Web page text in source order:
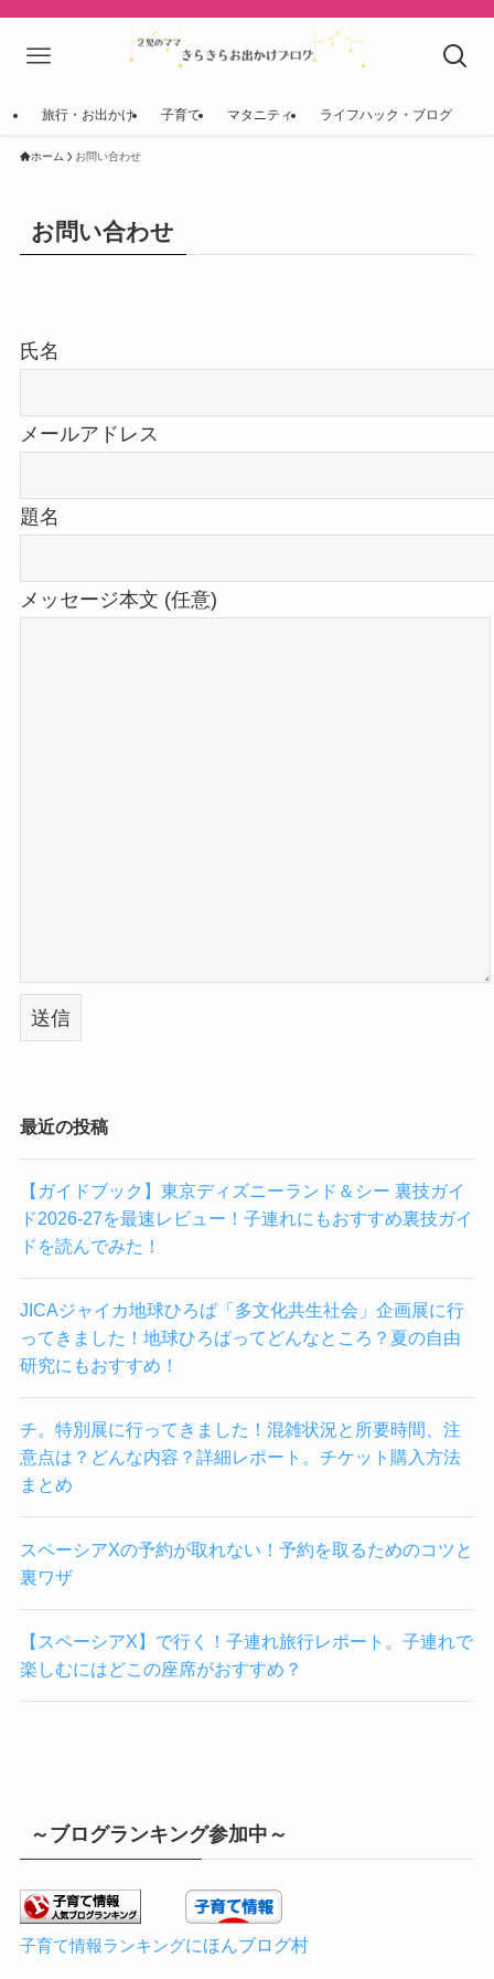
旅行・お出かけ 子育て マタニティ ライフハック・ブログ
ホーム お問い合わせ
お問い合わせ
氏名
メールアドレス
題名
メッセージ本文 (任意)
最近の投稿
【ガイドブック】東京ディズニーランド＆シー 裏技ガイ
ド2026-27を最速レビュー！子連れにもおすすめ裏技ガイ
ドを読んでみた！
JICAジャイカ地球ひろば「多文化共生社会」企画展に行
ってきました！地球ひろばってどんなところ？夏の自由
研究にもおすすめ！
チ。特別展に行ってきました！混雑状況と所要時間、注
意点は？どんな内容？詳細レポート。チケット購入方法
まとめ
スペーシアXの予約が取れない！予約を取るためのコツと
裏ワザ
【スペーシアX】で行く！子連れ旅行レポート。子連れで
楽しむにはどこの座席がおすすめ？
～ブログランキング参加中～
子育て情報ランキングにほんブログ村